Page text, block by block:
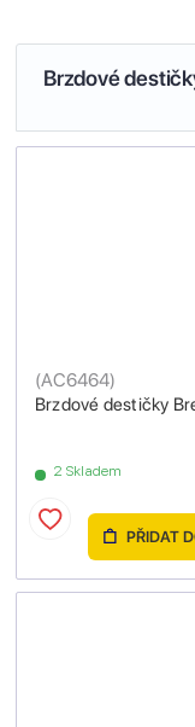
Brzdové
Brzdové destičky
(AC6464)
2 Skladem
PŘIDAT